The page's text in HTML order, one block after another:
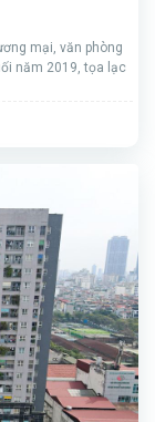
mại, văn phòng
năm 2019, tọa lạc